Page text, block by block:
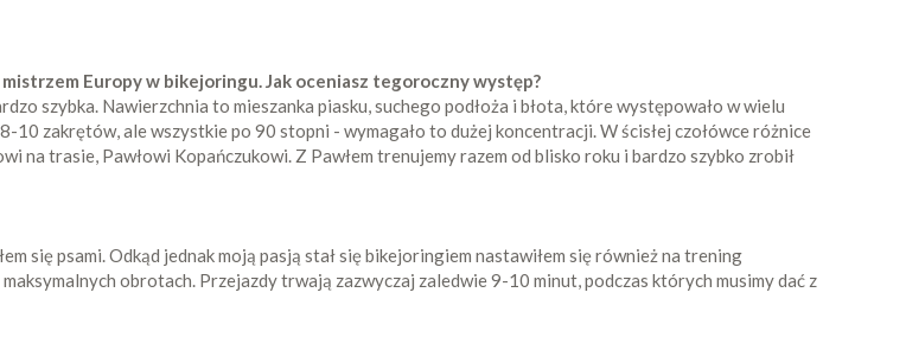
Europy w bikejoringu. Jak oceniasz tegoroczny występ?
szybka. Nawierzchnia to mieszanka piasku, suchego podłoża i błota, które występowało w wielu
10 zakrętów, ale wszystkie po 90 stopni - wymagało to dużej koncentracji. W ścisłej czołówce różnice
na trasie, Pawłowi Kopańczukowi. Z Pawłem trenujemy razem od blisko roku i bardzo szybko zrobił
się psami. Odkąd jednak moją pasją stał się bikejoringiem nastawiłem się również na trening
obrotach. Przejazdy trwają zazwyczaj zaledwie 9-10 minut, podczas których musimy dać z